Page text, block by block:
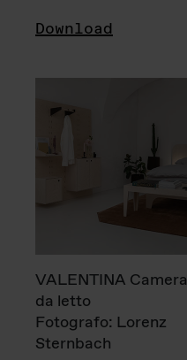
Download
VALENTINA Camera
da letto
Fotografo: Lorenz
Sternbach